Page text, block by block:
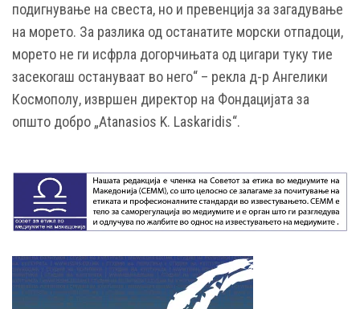
подигнување на свеста, но и превенција за загадување
на морето. За разлика од останатите морски отпадоци,
морето не ги исфрла догорчињата од цигари туку тие
засекогаш остануваат во него“ – рекла д-р Ангелики
Космополу, извршен директор на Фондацијата за
општо добро „Atanasios K. Laskaridis“.